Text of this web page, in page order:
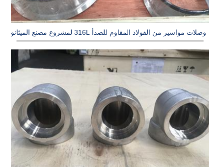
وصلات مواسير من الفولاذ المقاوم للصدأ 316L لمشروع مصنع الميثانول